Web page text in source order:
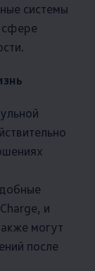
системы
и
могут
после